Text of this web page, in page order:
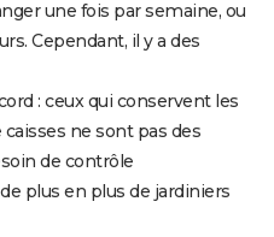
une fois par semaine, ou
Cependant, il y a des
: ceux qui conservent les
ne sont pas des
de contrôle
plus en plus de jardiniers